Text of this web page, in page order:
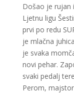
Došao je rujan
Ljetnu ligu
prvi po redu
je mlačna
je svaka
novi pehar.
svaki pedalj
Perom,